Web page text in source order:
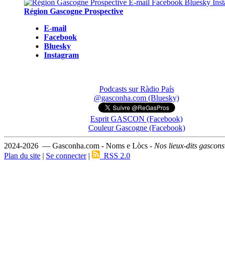
Région Gascogne Prospective
E-mail
Facebook
Bluesky
Instagram
Podcasts sur Ràdio País
@gasconha.com (Bluesky)
Esprit GASCON (Facebook)
Couleur Gascogne (Facebook)
2024-2026 — Gasconha.com - Noms e Lòcs - Nos lieux-dits gascons
Plan du site | Se connecter| RSS 2.0